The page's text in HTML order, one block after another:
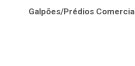
Galpões/Prédios